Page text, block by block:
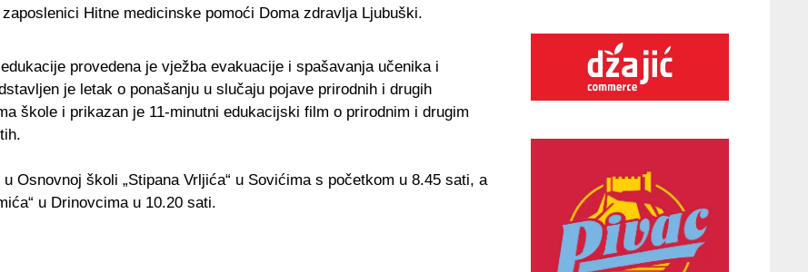
Hitne medicinske pomoći Doma zdravlja Ljubuški.
provedena je vježba evakuacije i spašavanja učenika i
je letak o ponašanju u slučaju pojave prirodnih i drugih
škole i prikazan je 11-minutni edukacijski film o prirodnim i drugim
Osnovnoj školi „Stipana Vrljića“ u Sovićima s početkom u 8.45 sati, a
u Drinovcima u 10.20 sati.